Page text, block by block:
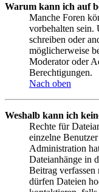
Warum kann ich auf
Manche Foren
vorbehalten sein.
schreiben oder
möglicherweise
Moderator oder
Berechtigungen.
Nach oben
Weshalb kann ich
Rechte für
einzelne
Administration
Dateianhänge in
Beitrag verfassen
dürfen Dateien